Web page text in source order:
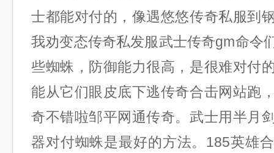
士都能对付的，像遇悠悠传奇私服到
我劝变态传奇私发服武士传奇gm命令
些蜘蛛，防御能力很高，是很难对付
能从它们眼皮底下逃传奇合击网站跑
奇不错啦邹平网通传奇。武士用半月
器对付蜘蛛是最好的方法。185英雄